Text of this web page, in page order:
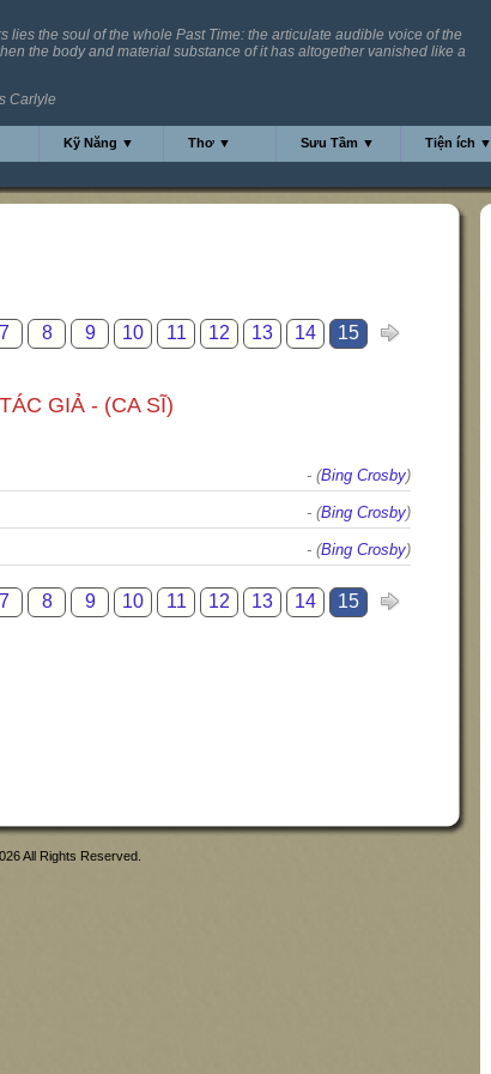
lies the soul of the whole Past Time: the articulate audible voice of the
the body and material substance of it has altogether vanished like a
Carlyle
Kỹ Năng ▼ Thơ ▼ Sưu Tầm ▼ Tiện ích ▼
7 8 9 10 11 12 13 14 15
GIẢ - (CA SĨ)
- (Bing Crosby)
- (Bing Crosby)
- (Bing Crosby)
7 8 9 10 11 12 13 14 15
All Rights Reserved.